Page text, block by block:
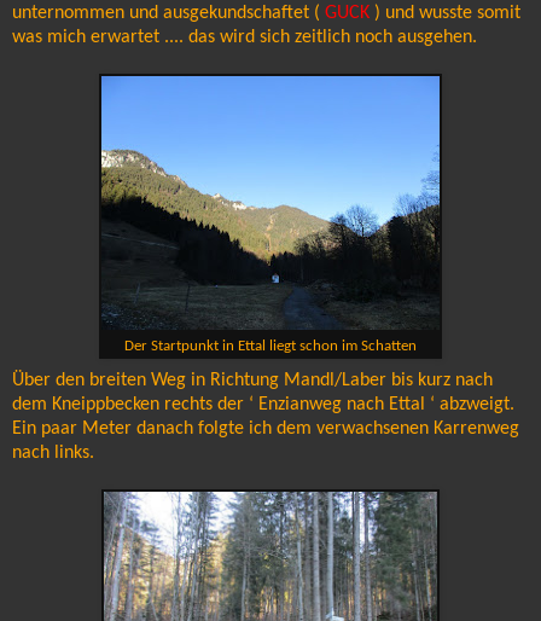
unternommen und ausgekundschaftet ( GUCK ) und wusste somit
was mich erwartet .... das wird sich zeitlich noch ausgehen.
Der Startpunkt in Ettal liegt schon im Schatten
Über den breiten Weg in Richtung Mandl/Laber bis kurz nach
dem Kneippbecken rechts der ‘ Enzianweg nach Ettal ‘ abzweigt.
Ein paar Meter danach folgte ich dem verwachsenen Karrenweg
nach links.